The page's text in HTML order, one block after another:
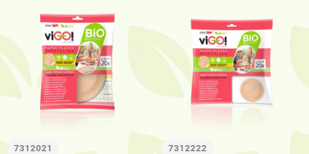
7312021 7312222